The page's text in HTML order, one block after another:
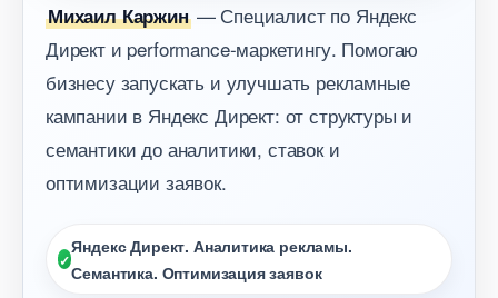
Михаил Каржин— Специалист по Яндекс
Директ и performance-маркетингу. Помогаю
изнесу запускать и улучшать рекламные
кампании в Яндекс Директ: от структуры и
семантики до аналитики, ставок и
оптимизации заявок.
Яндекс Директ. Аналитика рекламы.
Семантика. Оптимизация заявок